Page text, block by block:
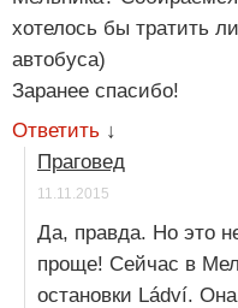
хотелось бы тратить
автобуса)
Заранее спасибо!
Ответить ↓
Праговед
11.11.2015
Да, правда. Но это
проще! Сейчас в
остановки Ládví.